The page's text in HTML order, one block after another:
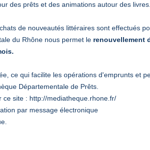
des prêts et des animations autour des livres.
de nouveautés littéraires sont effectués
du Rhône nous permet le renouvellement
ce qui facilite les opérations d'emprunts et
Départementale de Prêts.
ce site : http://mediatheque.rhone.fr/
par message électronique